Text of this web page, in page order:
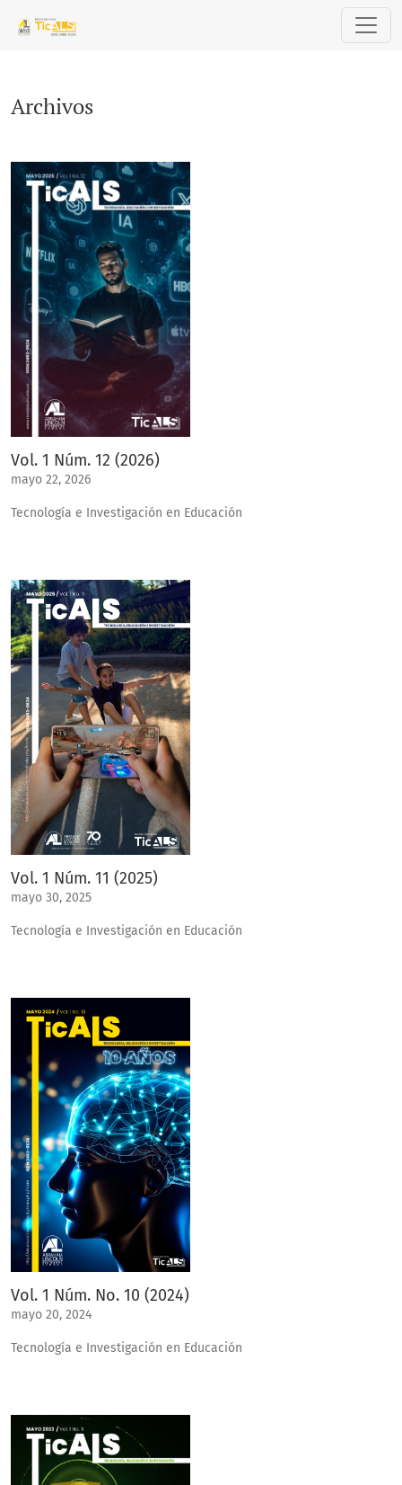
Archivos
Vol. 1 Núm. 12 (2026)
mayo 22, 2026
Tecnología e Investigación en Educación
Vol. 1 Núm. 11 (2025)
mayo 30, 2025
Tecnología e Investigación en Educación
Vol. 1 Núm. No. 10 (2024)
mayo 20, 2024
Tecnología e Investigación en Educación